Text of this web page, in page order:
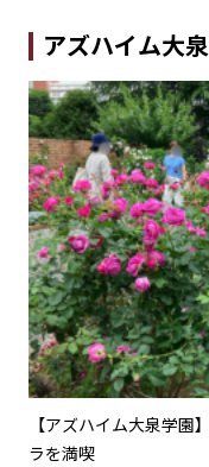
アズハイム大
【アズハイム大泉学
ラを満喫